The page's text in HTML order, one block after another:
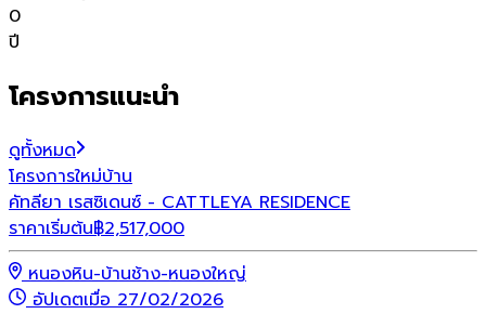
0
ปี
โครงการแนะนำ
ดูทั้งหมด
โครงการใหม่บ้าน
คัทลียา เรสซิเดนซ์ - CATTLEYA RESIDENCE
ราคาเริ่มต้น฿2,517,000
หนองหิน-บ้านช้าง-หนองใหญ่
อัปเดตเมื่อ 27/02/2026